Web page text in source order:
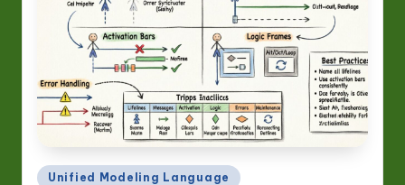
Posted
Unified Modeling Language